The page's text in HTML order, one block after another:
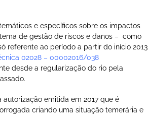
e específicos sobre os impactos
de gestão de riscos e danos – como
referente ao período a partir do início 2013
02028 – 00002016/038
desde a regularização do rio pela
emitida em 2017 que é
criando uma situação temerária e